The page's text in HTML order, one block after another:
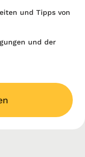
und Tipps von
und der